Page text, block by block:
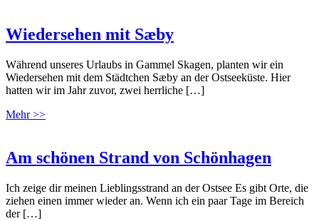
Wiedersehen mit Sæby
Während unseres Urlaubs in Gammel Skagen, planten wir ein
Wiedersehen mit dem Städtchen Sæby an der Ostseeküste. Hier
hatten wir im Jahr zuvor, zwei herrliche […]
Mehr >>
Am schönen Strand von Schönhagen
Ich zeige dir meinen Lieblingsstrand an der Ostsee Es gibt Orte, die
ziehen einen immer wieder an. Wenn ich ein paar Tage im Bereich
der […]